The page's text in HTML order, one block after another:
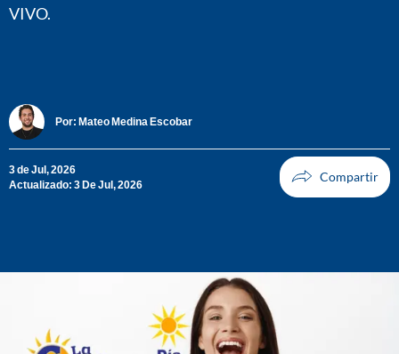
VIVO.
Por: Mateo Medina Escobar
3 de Jul, 2026
Actualizado: 3 De Jul, 2026